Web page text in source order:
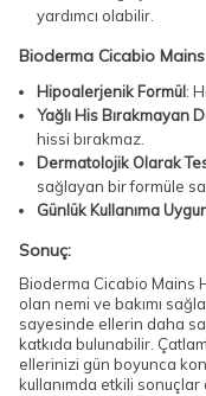
yardımcı olabilir.
Bioderma Cicabio
Hipoalerjenik Formül:
Yağlı His Bırakmayan
hissi bırakmaz.
Dermatolojik Olarak
sağlayan bir formüle
Günlük Kullanıma
Sonuç:
Bioderma Cicabio Mains
olan nemi ve bakımı
sayesinde ellerin daha
katkıda bulunabilir.
ellerinizi gün boyunca
kullanımda etkili sonuçlar